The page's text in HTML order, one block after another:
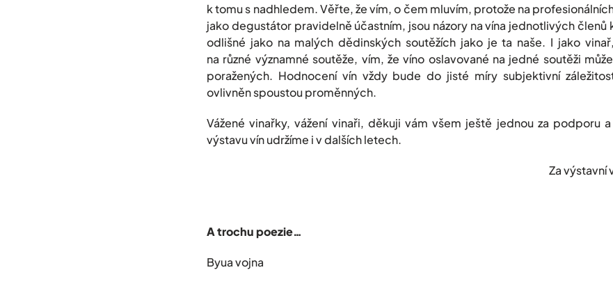
k tomu s nadhledem. Věřte, že vím, o čem mluvím, protože na
jako degustátor pravidelně účastním, jsou názory na vína jednotlivých
odlišné jako na malých dědinských soutěžích jako je ta naše. I jako
na různé významné soutěže, vím, že víno oslavované na jedné soutěži
poražených. Hodnocení vín vždy bude do jisté míry subjektivní
ovlivněn spoustou proměnných.
Vážené vinařky, vážení vinaři, děkuji vám všem ještě jednou za podporu
výstavu vín udržíme i v dalších letech.
Za výstavní výbor
A trochu poezie…
Byua vojna